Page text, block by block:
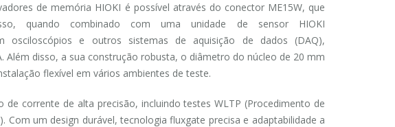
de memória HIOKI é possível através do conector ME15W, que
quando combinado com uma unidade de sensor HIOKI
osciloscópios e outros sistemas de aquisição de dados (DAQ),
disso, a sua construção robusta, o diâmetro do núcleo de 20 mm
flexível em vários ambientes de teste.
corrente de alta precisão, incluindo testes WLTP (Procedimento de
um design durável, tecnologia fluxgate precisa e adaptabilidade a